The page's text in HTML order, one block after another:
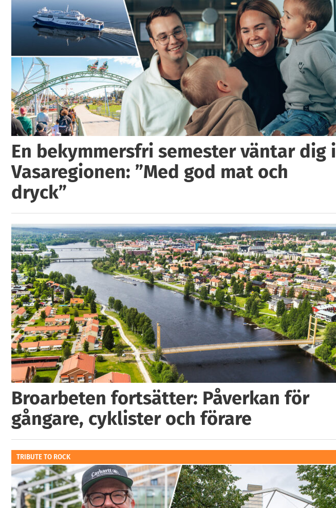
En bekymmersfri semester väntar dig i
Vasaregionen: ”Med god mat och
dryck”
Broarbeten fortsätter: Påverkan för
gångare, cyklister och förare
TRIBUTE TO ROCK